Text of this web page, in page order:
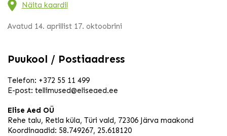
Näita kaardil
Avatud 14. aprillist 17. oktoobrini
Puukool / Postiaadress
Telefon: +372 55 11 499
E-post: tellimused@eliseaed.ee
Elise Aed OÜ
Rehe talu, Retla küla, Türi vald, 72306 Järva maakond
Koordinaadid: 58.749267, 25.618120